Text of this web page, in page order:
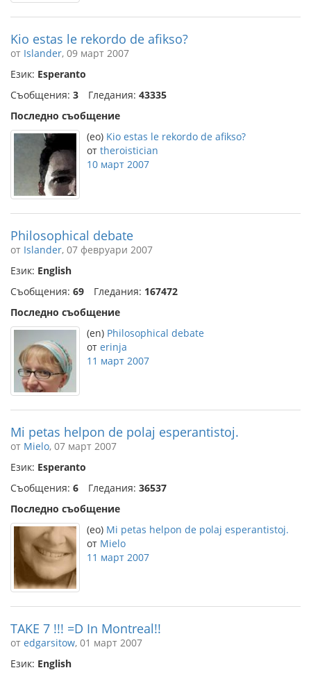
Kio estas le rekordo de afikso?
от Islander, 09 март 2007
Език: Esperanto
Съобщения: 3 Гледания: 43335
Последно съобщение
(eo) Kio estas le rekordo de afikso?
от theroistician
10 март 2007
Philosophical debate
от Islander, 07 февруари 2007
Език: English
Съобщения: 69 Гледания: 167472
Последно съобщение
(en) Philosophical debate
от erinja
11 март 2007
Mi petas helpon de polaj esperantistoj.
от Mielo, 07 март 2007
Език: Esperanto
Съобщения: 6 Гледания: 36537
Последно съобщение
(eo) Mi petas helpon de polaj esperantistoj.
от Mielo
11 март 2007
TAKE 7 !!! =D In Montreal!!
от edgarsitow, 01 март 2007
Език: English